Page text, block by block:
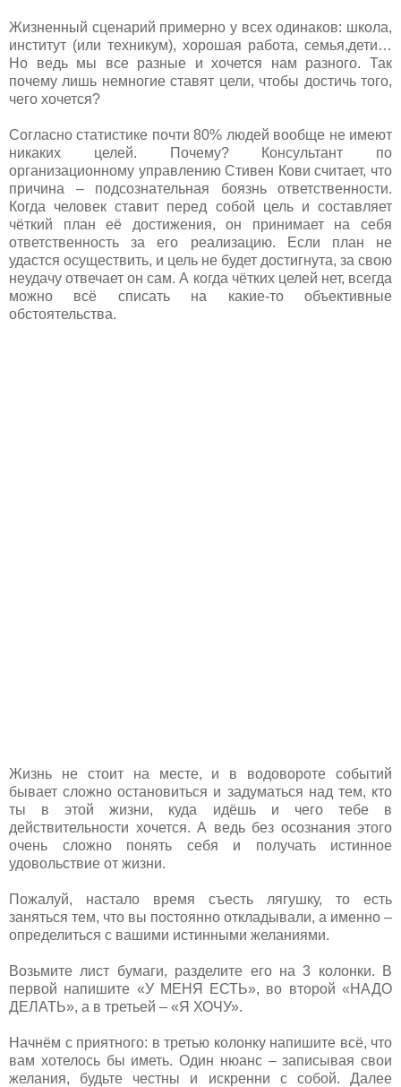
Жизненный сценарий примерно у всех одинаков: школа,
институт (или техникум), хорошая работа, семья,дети…
Но ведь мы все разные и хочется нам разного. Так
почему лишь немногие ставят цели, чтобы достичь того,
чего хочется?
Согласно статистике почти 80% людей вообще не имеют
никаких целей. Почему? Консультант по
организационному управлению Стивен Кови считает, что
причина – подсознательная боязнь ответственности.
Когда человек ставит перед собой цель и составляет
чёткий план её достижения, он принимает на себя
ответственность за его реализацию. Если план не
удастся осуществить, и цель не будет достигнута, за свою
неудачу отвечает он сам. А когда чётких целей нет, всегда
можно всё списать на какие-то объективные
обстоятельства.
Жизнь не стоит на месте, и в водовороте событий
бывает сложно остановиться и задуматься над тем, кто
ты в этой жизни, куда идёшь и чего тебе в
действительности хочется. А ведь без осознания этого
очень сложно понять себя и получать истинное
удовольствие от жизни.
Пожалуй, настало время съесть лягушку, то есть
заняться тем, что вы постоянно откладывали, а именно –
определиться с вашими истинными желаниями.
Возьмите лист бумаги, разделите его на 3 колонки. В
первой напишите «У МЕНЯ ЕСТЬ», во второй «НАДО
ДЕЛАТЬ», а в третьей – «Я ХОЧУ».
Начнём с приятного: в третью колонку напишите всё, что
вам хотелось бы иметь. Один нюанс – записывая свои
желания, будьте честны и искренни с собой. Далее